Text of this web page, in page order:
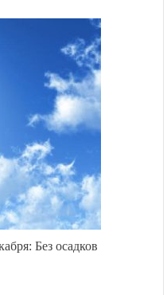
Без осадков